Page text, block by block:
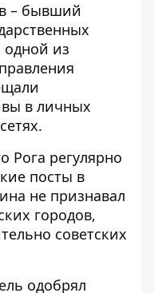
– бывший
одной из
в личных
Рога регулярно
посты в
не признавал
городов,
советских
одобрял